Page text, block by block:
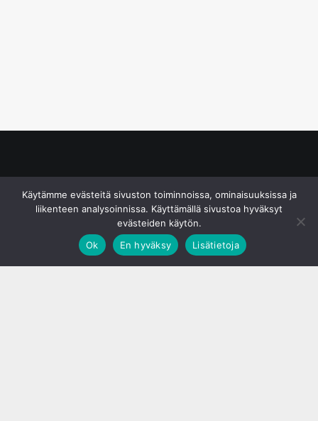
Käytämme evästeitä sivuston toiminnoissa, ominaisuuksissa ja
liikenteen analysoinnissa. Käyttämällä sivustoa hyväksyt
evästeiden käytön.
Ok
En hyväksy Lisätietoja